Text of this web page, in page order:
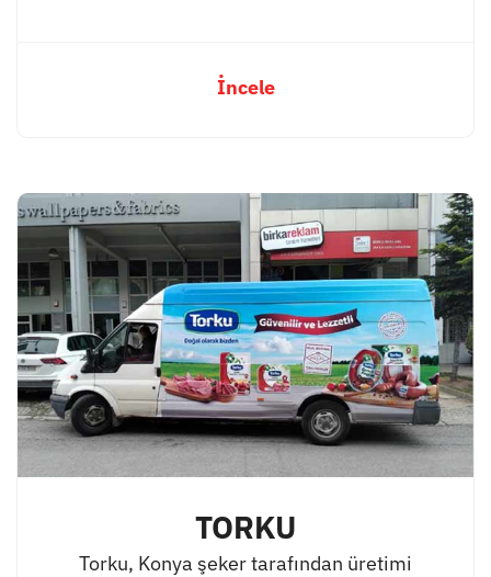
İncele
TORKU
Torku, Konya şeker tarafından üretimi